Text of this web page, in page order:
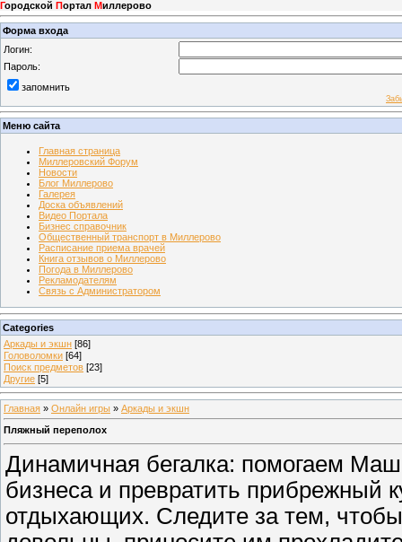
Городской Портал Миллерово
Форма входа
Логин:
Пароль:
запомнить
Меню сайта
Главная страница
Миллеровский Форум
Новости
Блог Миллерово
Галерея
Доска объявлений
Видео Портала
Бизнес справочник
Общественный транспорт в Миллерово
Расписание приема врачей
Книга отзывов о Миллерово
Погода в Миллерово
Рекламодателям
Связь с Администратором
Categories
Аркады и экшн [86]
Головоломки [64]
Поиск предметов [23]
Другие [5]
Главная » Онлайн игры » Аркады и экшн
Пляжный переполох
Динамичная бегалка: помогаем
бизнеса и превратить прибрежный
отдыхающих. Следите за тем,